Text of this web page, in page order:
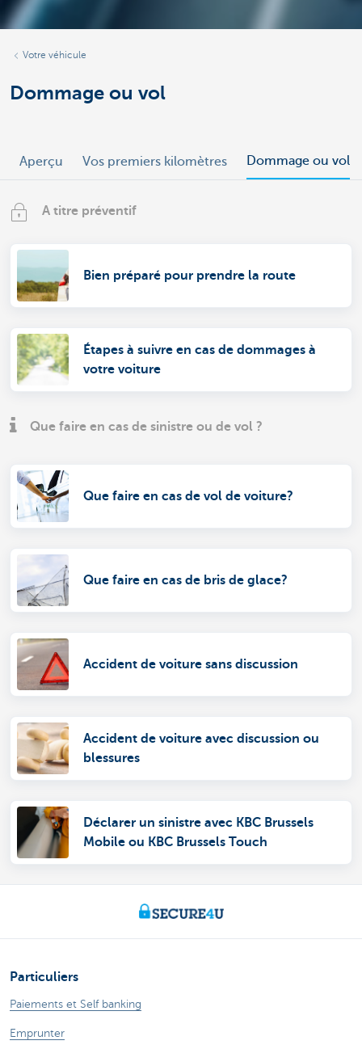
Votre véhicule
Dommage ou vol
Aperçu Vos premiers kilomètres Dommage ou vol
A titre préventif
Bien préparé pour prendre la route
Étapes à suivre en cas de dommages à
votre voiture
Que faire en cas de sinistre ou de vol ?
Que faire en cas de vol de voiture?
Que faire en cas de bris de glace?
Accident de voiture sans discussion
Accident de voiture avec discussion ou
blessures
Déclarer un sinistre avec KBC Brussels
Mobile ou KBC Brussels Touch
Particuliers
Paiements et Self banking
Emprunter